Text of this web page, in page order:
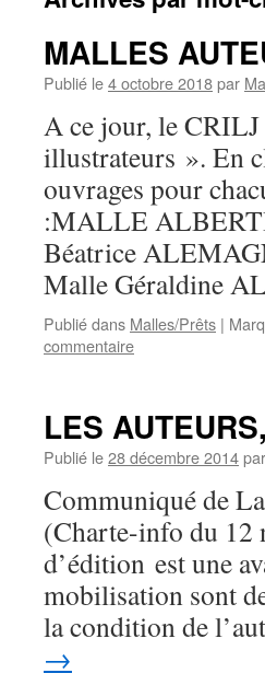
MALLES
Publié le4 octobre 2018par
A ce jour, le
illustrateurs ». En
ouvrages pour
:MALLE
Béatrice
Malle Géraldine
Publié dans Malles/Prêts |
commentaire
LES
Publié le28 décembre 2014par
Communiqué de
(Charte-info du 12
d’édition est une
mobilisation sont
la condition de
→